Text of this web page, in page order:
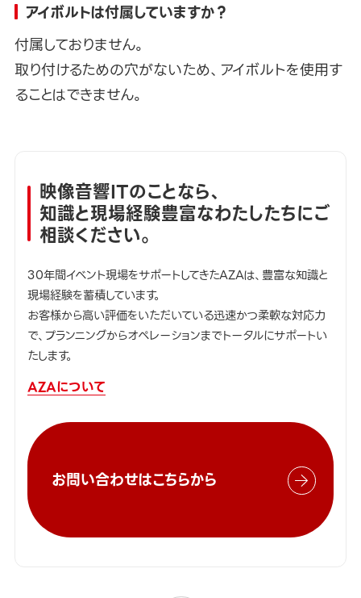
アイボルトは付属していますか？
付属しておりません。
取り付けるための穴がないため、アイボルトを使用す
ることはできません。
映像音響ITのことなら、
知識と現場経験豊富なわたしたちにご
相談ください。
30年間イベント現場をサポートしてきたAZAは、豊富な知識と
現場経験を蓄積しています。
お客様から高い評価をいただいている迅速かつ柔軟な対応力
で、プランニングからオペレーションまでトータルにサポートい
たします。
AZAについて
お問い合わせはこちらから